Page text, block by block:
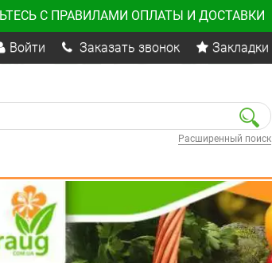
С ПРАВИЛАМИ ОПЛАТЫ И ДОСТАВКИ
Войти Заказать звонок Закладки
Расширенный поиск